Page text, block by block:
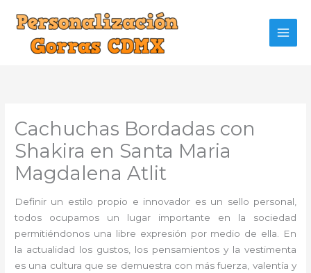
contenido
Cachuchas Bordadas con
Shakira en Santa Maria
Magdalena Atlit
Definir un estilo propio e innovador es un sello personal,
todos ocupamos un lugar importante en la sociedad
permitiéndonos una libre expresión por medio de ella. En
la actualidad los gustos, los pensamientos y la vestimenta
es una cultura que se demuestra con más fuerza, valentía y